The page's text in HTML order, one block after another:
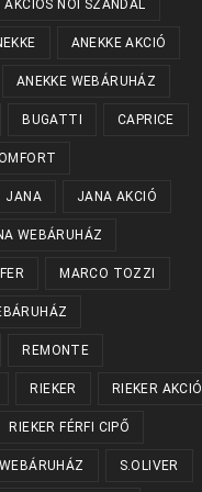
AKCIÓS NŐI SZANDÁL
ANEKKE AKCIÓ
ANEKKE WEBÁRUHÁZ
BUGATTI CAPRICE
JANA JANA AKCIÓ
WEBÁRUHÁZ
MARCO TOZZI
REMONTE
RIEKER RIEKER AKCIÓ
RIEKER FÉRFI CIPŐ
S.OLIVER